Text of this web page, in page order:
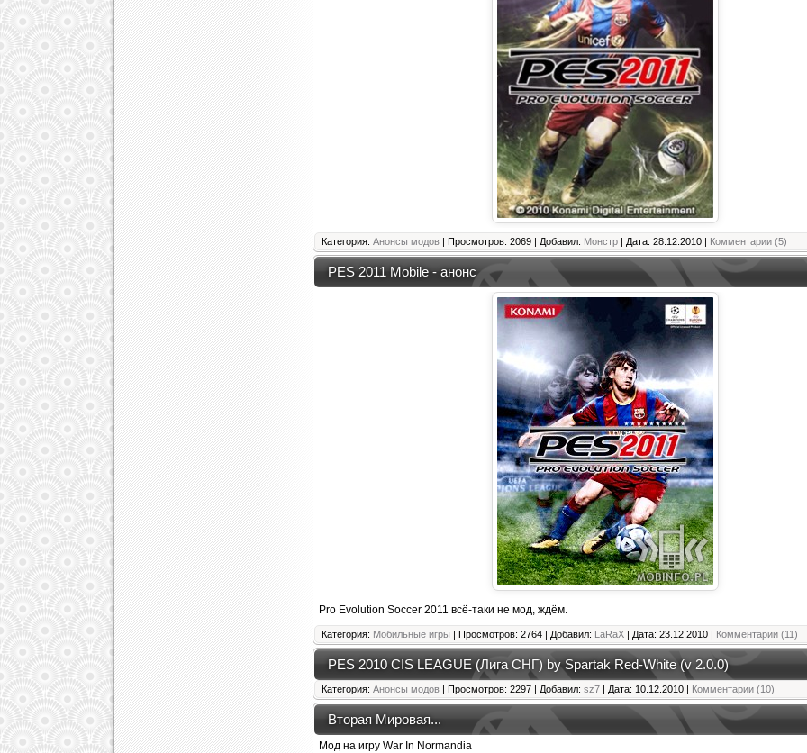
Категория: Анонсы модов | Просмотров: 2069 | Добавил: Монстр | Дата: 28.12.2010 | Комментарии (5)
PES 2011 Mobile - анонс
Pro Evolution Soccer 2011 всё-таки не мод, ждём.
Категория: Мобильные игры | Просмотров: 2764 | Добавил: LaRaX | Дата: 23.12.2010 | Комментарии (11)
PES 2010 CIS LEAGUE (Лига СНГ) by Spartak Red-White (v 2.0.0)
Категория: Анонсы модов | Просмотров: 2297 | Добавил: sz7 | Дата: 10.12.2010 | Комментарии (10)
Вторая Мировая...
Мод на игру War In Normandia